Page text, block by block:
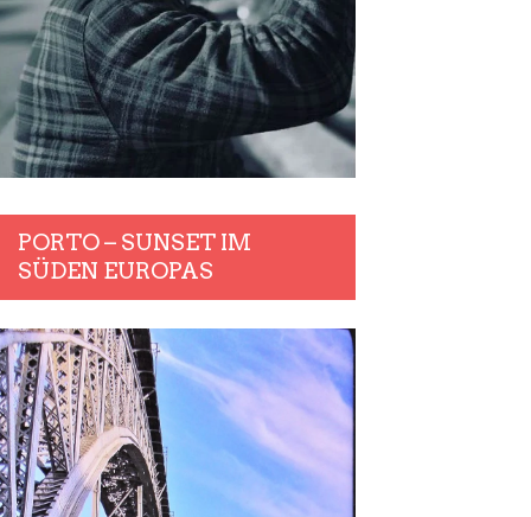
PORTO – SUNSET IM
SÜDEN EUROPAS